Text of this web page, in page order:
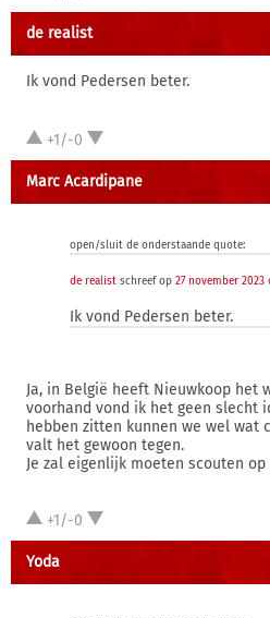
de realist
Ik vond Pedersen beter.
+1/-0
Marc Acardipane
open/sluit de onderstaande quote:
de realist schreef op 27 november 2023
Ik vond Pedersen beter.
Ja, in België heeft Nieuwkoop het
voorhand vond ik het geen slecht
hebben zitten kunnen we wel wat
valt het gewoon tegen.
Je zal eigenlijk moeten scouten
+1/-0
Yoda